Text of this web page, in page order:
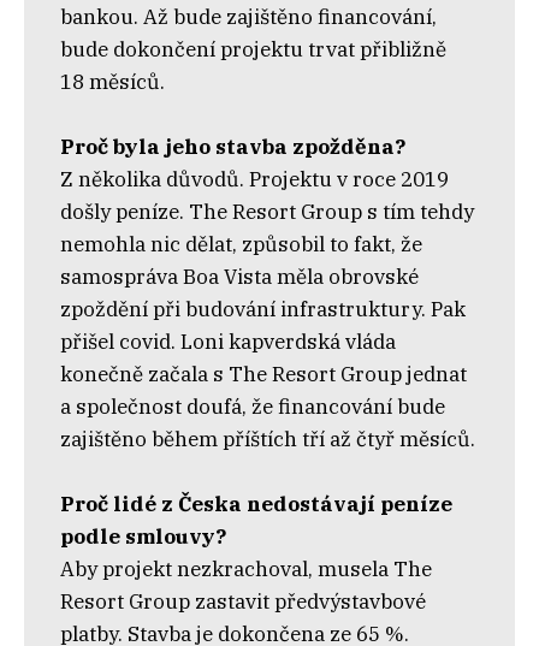
bankou. Až bude zajištěno financování,
bude dokončení projektu trvat přibližně
18 měsíců.
Proč byla jeho stavba zpožděna?
Z několika důvodů. Projektu v roce 2019
došly peníze. The Resort Group s tím tehdy
nemohla nic dělat, způsobil to fakt, že
samospráva Boa Vista měla obrovské
zpoždění při budování infrastruktury. Pak
přišel covid. Loni kapverdská vláda
konečně začala s The Resort Group jednat
a společnost doufá, že financování bude
zajištěno během příštích tří až čtyř měsíců.
Proč lidé z Česka nedostávají peníze
podle smlouvy?
Aby projekt nezkrachoval, musela The
Resort Group zastavit předvýstavbové
platby. Stavba je dokončena ze 65 %.